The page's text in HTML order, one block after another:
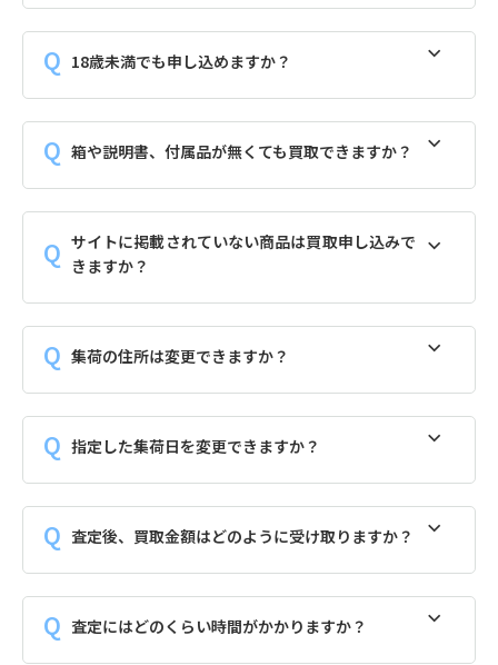
18歳未満でも申し込めますか？
箱や説明書、付属品が無くても買取できますか？
サイトに掲載されていない商品は買取申し込みで
きますか？
集荷の住所は変更できますか？
指定した集荷日を変更できますか？
査定後、買取金額はどのように受け取りますか？
査定にはどのくらい時間がかかりますか？